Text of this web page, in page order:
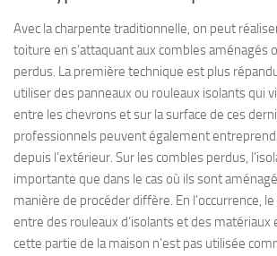
Avec la charpente traditionnelle, on peut
toiture en s’attaquant aux combles aménagés
perdus. La première technique est plus
utiliser des panneaux ou rouleaux isolants qui
entre les chevrons et sur la surface de ces
professionnels peuvent également
depuis l’extérieur. Sur les combles perdus,
importante que dans le cas où ils sont
manière de procéder diffère. En l’occurrence, le
entre des rouleaux d’isolants et des matériaux
cette partie de la maison n’est pas utilisée